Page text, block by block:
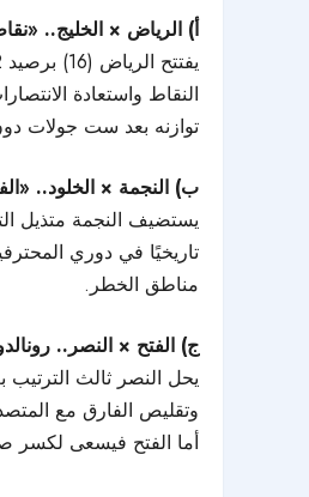
أ) الرياض × الخليج..
النقاط واستعادة
توازنه بعد ست جولات
ب) النجمة × الخلود..
تاريخيًا في دوري
مناطق الخطر.
ج) الفتح × النصر..
وتقليص الفارق مع
أما الفتح فيسعى لكسر